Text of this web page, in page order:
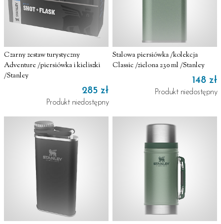
Czarny zestaw turystyczny
Adventure /piersiówka i kieliszki
/Stanley
285 zł
Produkt niedostępny
Stalowa piersiówka /kolekcja
Classic /zielona 230 ml /Stanley
148 zł
Produkt niedostępny